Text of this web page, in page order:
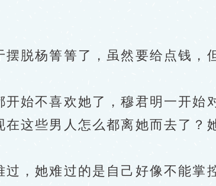
脱杨箐箐了，虽然要给点钱，
始不喜欢她了，穆君明一开始
这些男人怎么都离她而去了？
，她难过的是自己好像不能掌